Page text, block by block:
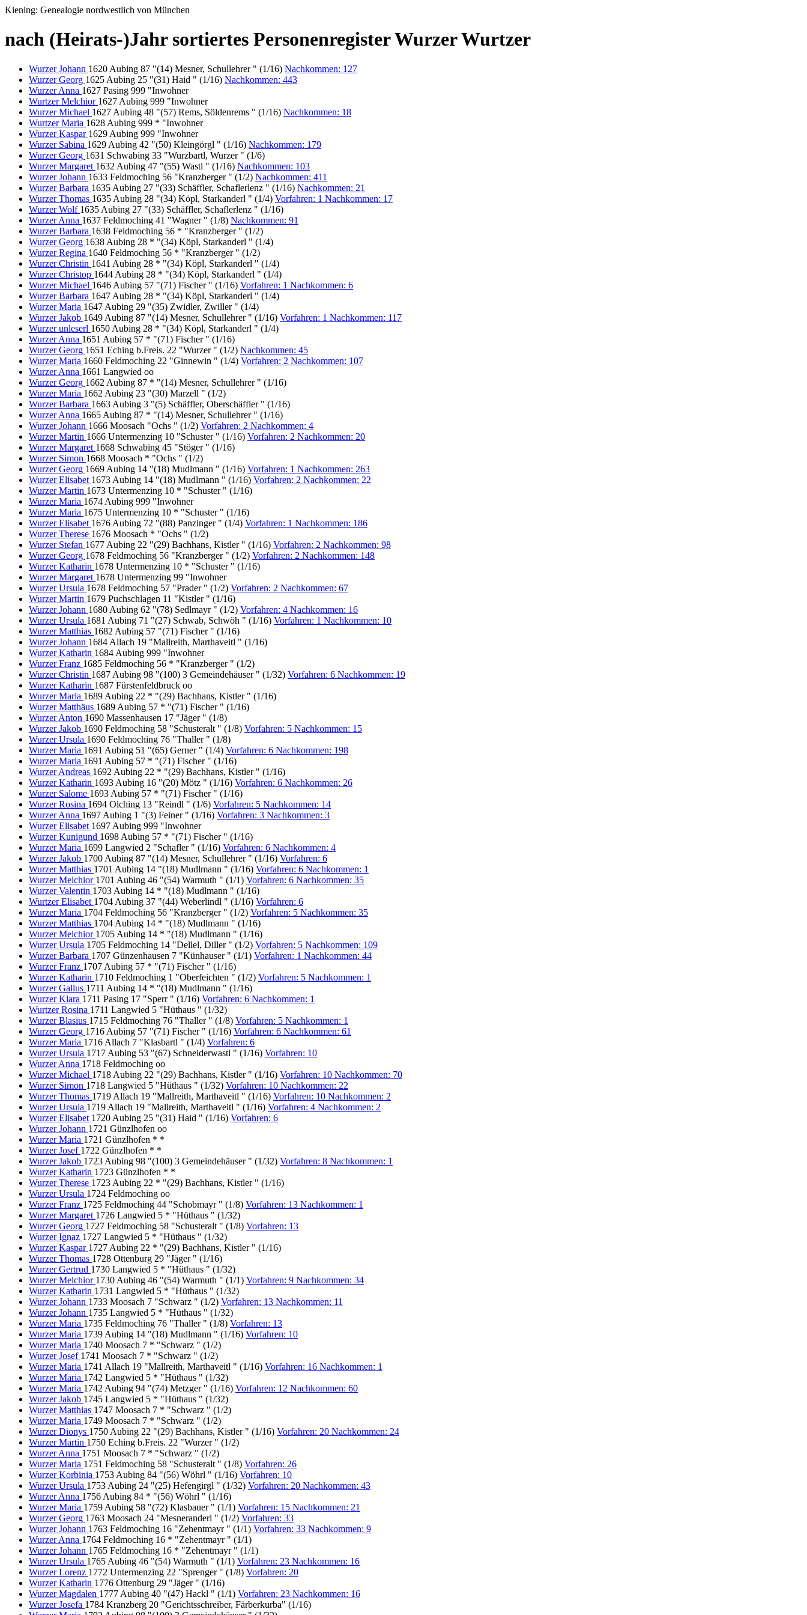
Kiening: Genealogie nordwestlich von München
nach (Heirats-)Jahr sortiertes Personenregister Wurzer Wurtzer
Wurzer Johann 1620 Aubing 87 "(14) Mesner, Schullehrer " (1/16) Nachkommen: 127
Wurzer Georg 1625 Aubing 25 "(31) Haid " (1/16) Nachkommen: 443
Wurzer Anna 1627 Pasing 999 "Inwohner
Wurtzer Melchior 1627 Aubing 999 "Inwohner
Wurzer Michael 1627 Aubing 48 "(57) Rems, Söldenrems " (1/16) Nachkommen: 18
Wurtzer Maria 1628 Aubing 999 * "Inwohner
Wurzer Kaspar 1629 Aubing 999 "Inwohner
Wurzer Sabina 1629 Aubing 42 "(50) Kleingörgl " (1/16) Nachkommen: 179
Wurzer Georg 1631 Schwabing 33 "Wurzbartl, Wurzer " (1/6)
Wurzer Margaret 1632 Aubing 47 "(55) Wastl " (1/16) Nachkommen: 103
Wurzer Johann 1633 Feldmoching 56 "Kranzberger " (1/2) Nachkommen: 411
Wurzer Barbara 1635 Aubing 27 "(33) Schäffler, Schaflerlenz " (1/16) Nachkommen: 21
Wurzer Thomas 1635 Aubing 28 "(34) Köpl, Starkanderl " (1/4) Vorfahren: 1 Nachkommen: 17
Wurzer Wolf 1635 Aubing 27 "(33) Schäffler, Schaflerlenz " (1/16)
Wurzer Anna 1637 Feldmoching 41 "Wagner " (1/8) Nachkommen: 91
Wurzer Barbara 1638 Feldmoching 56 * "Kranzberger " (1/2)
Wurzer Georg 1638 Aubing 28 * "(34) Köpl, Starkanderl " (1/4)
Wurzer Regina 1640 Feldmoching 56 * "Kranzberger " (1/2)
Wurzer Christin 1641 Aubing 28 * "(34) Köpl, Starkanderl " (1/4)
Wurzer Christop 1644 Aubing 28 * "(34) Köpl, Starkanderl " (1/4)
Wurzer Michael 1646 Aubing 57 "(71) Fischer " (1/16) Vorfahren: 1 Nachkommen: 6
Wurzer Barbara 1647 Aubing 28 * "(34) Köpl, Starkanderl " (1/4)
Wurzer Maria 1647 Aubing 29 "(35) Zwidler, Zwiller " (1/4)
Wurzer Jakob 1649 Aubing 87 "(14) Mesner, Schullehrer " (1/16) Vorfahren: 1 Nachkommen: 117
Wurzer unleserl 1650 Aubing 28 * "(34) Köpl, Starkanderl " (1/4)
Wurzer Anna 1651 Aubing 57 * "(71) Fischer " (1/16)
Wurzer Georg 1651 Eching b.Freis. 22 "Wurzer " (1/2) Nachkommen: 45
Wurzer Maria 1660 Feldmoching 22 "Ginnewin " (1/4) Vorfahren: 2 Nachkommen: 107
Wurzer Anna 1661 Langwied oo
Wurzer Georg 1662 Aubing 87 * "(14) Mesner, Schullehrer " (1/16)
Wurzer Maria 1662 Aubing 23 "(30) Marzell " (1/2)
Wurzer Barbara 1663 Aubing 3 "(5) Schäffler, Oberschäffler " (1/16)
Wurzer Anna 1665 Aubing 87 * "(14) Mesner, Schullehrer " (1/16)
Wurzer Johann 1666 Moosach "Ochs " (1/2) Vorfahren: 2 Nachkommen: 4
Wurzer Martin 1666 Untermenzing 10 "Schuster " (1/16) Vorfahren: 2 Nachkommen: 20
Wurzer Margaret 1668 Schwabing 45 "Stöger " (1/16)
Wurzer Simon 1668 Moosach * "Ochs " (1/2)
Wurzer Georg 1669 Aubing 14 "(18) Mudlmann " (1/16) Vorfahren: 1 Nachkommen: 263
Wurzer Elisabet 1673 Aubing 14 "(18) Mudlmann " (1/16) Vorfahren: 2 Nachkommen: 22
Wurzer Martin 1673 Untermenzing 10 * "Schuster " (1/16)
Wurzer Maria 1674 Aubing 999 "Inwohner
Wurzer Maria 1675 Untermenzing 10 * "Schuster " (1/16)
Wurzer Elisabet 1676 Aubing 72 "(88) Panzinger " (1/4) Vorfahren: 1 Nachkommen: 186
Wurzer Therese 1676 Moosach * "Ochs " (1/2)
Wurzer Stefan 1677 Aubing 22 "(29) Bachhans, Kistler " (1/16) Vorfahren: 2 Nachkommen: 98
Wurzer Georg 1678 Feldmoching 56 "Kranzberger " (1/2) Vorfahren: 2 Nachkommen: 148
Wurzer Katharin 1678 Untermenzing 10 * "Schuster " (1/16)
Wurzer Margaret 1678 Untermenzing 99 "Inwohner
Wurzer Ursula 1678 Feldmoching 57 "Prader " (1/2) Vorfahren: 2 Nachkommen: 67
Wurzer Martin 1679 Puchschlagen 11 "Kistler " (1/16)
Wurzer Johann 1680 Aubing 62 "(78) Sedlmayr " (1/2) Vorfahren: 4 Nachkommen: 16
Wurzer Ursula 1681 Aubing 71 "(27) Schwab, Schwöh " (1/16) Vorfahren: 1 Nachkommen: 10
Wurzer Matthias 1682 Aubing 57 "(71) Fischer " (1/16)
Wurzer Johann 1684 Allach 19 "Mallreith, Marthaveitl " (1/16)
Wurzer Katharin 1684 Aubing 999 "Inwohner
Wurzer Franz 1685 Feldmoching 56 * "Kranzberger " (1/2)
Wurzer Christin 1687 Aubing 98 "(100) 3 Gemeindehäuser " (1/32) Vorfahren: 6 Nachkommen: 19
Wurzer Katharin 1687 Fürstenfeldbruck oo
Wurzer Maria 1689 Aubing 22 * "(29) Bachhans, Kistler " (1/16)
Wurzer Matthäus 1689 Aubing 57 * "(71) Fischer " (1/16)
Wurzer Anton 1690 Massenhausen 17 "Jäger " (1/8)
Wurzer Jakob 1690 Feldmoching 58 "Schusteralt " (1/8) Vorfahren: 5 Nachkommen: 15
Wurzer Ursula 1690 Feldmoching 76 "Thaller " (1/8)
Wurzer Maria 1691 Aubing 51 "(65) Gerner " (1/4) Vorfahren: 6 Nachkommen: 198
Wurzer Maria 1691 Aubing 57 * "(71) Fischer " (1/16)
Wurzer Andreas 1692 Aubing 22 * "(29) Bachhans, Kistler " (1/16)
Wurzer Katharin 1693 Aubing 16 "(20) Mötz " (1/16) Vorfahren: 6 Nachkommen: 26
Wurzer Salome 1693 Aubing 57 * "(71) Fischer " (1/16)
Wurzer Rosina 1694 Olching 13 "Reindl " (1/6) Vorfahren: 5 Nachkommen: 14
Wurzer Anna 1697 Aubing 1 "(3) Feiner " (1/16) Vorfahren: 3 Nachkommen: 3
Wurzer Elisabet 1697 Aubing 999 "Inwohner
Wurzer Kunigund 1698 Aubing 57 * "(71) Fischer " (1/16)
Wurzer Maria 1699 Langwied 2 "Schafler " (1/16) Vorfahren: 6 Nachkommen: 4
Wurzer Jakob 1700 Aubing 87 "(14) Mesner, Schullehrer " (1/16) Vorfahren: 6
Wurzer Matthias 1701 Aubing 14 "(18) Mudlmann " (1/16) Vorfahren: 6 Nachkommen: 1
Wurzer Melchior 1701 Aubing 46 "(54) Warmuth " (1/1) Vorfahren: 6 Nachkommen: 35
Wurzer Valentin 1703 Aubing 14 * "(18) Mudlmann " (1/16)
Wurtzer Elisabet 1704 Aubing 37 "(44) Weberlindl " (1/16) Vorfahren: 6
Wurzer Maria 1704 Feldmoching 56 "Kranzberger " (1/2) Vorfahren: 5 Nachkommen: 35
Wurzer Matthias 1704 Aubing 14 * "(18) Mudlmann " (1/16)
Wurzer Melchior 1705 Aubing 14 * "(18) Mudlmann " (1/16)
Wurzer Ursula 1705 Feldmoching 14 "Dellel, Diller " (1/2) Vorfahren: 5 Nachkommen: 109
Wurzer Barbara 1707 Günzenhausen 7 "Künhauser " (1/1) Vorfahren: 1 Nachkommen: 44
Wurzer Franz 1707 Aubing 57 * "(71) Fischer " (1/16)
Wurzer Katharin 1710 Feldmoching 1 "Oberfeichten " (1/2) Vorfahren: 5 Nachkommen: 1
Wurzer Gallus 1711 Aubing 14 * "(18) Mudlmann " (1/16)
Wurzer Klara 1711 Pasing 17 "Sperr " (1/16) Vorfahren: 6 Nachkommen: 1
Wurtzer Rosina 1711 Langwied 5 "Hüthaus " (1/32)
Wurzer Blasius 1715 Feldmoching 76 "Thaller " (1/8) Vorfahren: 5 Nachkommen: 1
Wurzer Georg 1716 Aubing 57 "(71) Fischer " (1/16) Vorfahren: 6 Nachkommen: 61
Wurzer Maria 1716 Allach 7 "Klasbartl " (1/4) Vorfahren: 6
Wurzer Ursula 1717 Aubing 53 "(67) Schneiderwastl " (1/16) Vorfahren: 10
Wurzer Anna 1718 Feldmoching oo
Wurzer Michael 1718 Aubing 22 "(29) Bachhans, Kistler " (1/16) Vorfahren: 10 Nachkommen: 70
Wurzer Simon 1718 Langwied 5 "Hüthaus " (1/32) Vorfahren: 10 Nachkommen: 22
Wurzer Thomas 1719 Allach 19 "Mallreith, Marthaveitl " (1/16) Vorfahren: 10 Nachkommen: 2
Wurzer Ursula 1719 Allach 19 "Mallreith, Marthaveitl " (1/16) Vorfahren: 4 Nachkommen: 2
Wurzer Elisabet 1720 Aubing 25 "(31) Haid " (1/16) Vorfahren: 6
Wurzer Johann 1721 Günzlhofen oo
Wurzer Maria 1721 Günzlhofen * *
Wurzer Josef 1722 Günzlhofen * *
Wurzer Jakob 1723 Aubing 98 "(100) 3 Gemeindehäuser " (1/32) Vorfahren: 8 Nachkommen: 1
Wurzer Katharin 1723 Günzlhofen * *
Wurzer Therese 1723 Aubing 22 * "(29) Bachhans, Kistler " (1/16)
Wurzer Ursula 1724 Feldmoching oo
Wurzer Franz 1725 Feldmoching 44 "Schobmayr " (1/8) Vorfahren: 13 Nachkommen: 1
Wurzer Margaret 1726 Langwied 5 * "Hüthaus " (1/32)
Wurzer Georg 1727 Feldmoching 58 "Schusteralt " (1/8) Vorfahren: 13
Wurzer Ignaz 1727 Langwied 5 * "Hüthaus " (1/32)
Wurzer Kaspar 1727 Aubing 22 * "(29) Bachhans, Kistler " (1/16)
Wurzer Thomas 1728 Ottenburg 29 "Jäger " (1/16)
Wurzer Gertrud 1730 Langwied 5 * "Hüthaus " (1/32)
Wurzer Melchior 1730 Aubing 46 "(54) Warmuth " (1/1) Vorfahren: 9 Nachkommen: 34
Wurzer Katharin 1731 Langwied 5 * "Hüthaus " (1/32)
Wurzer Johann 1733 Moosach 7 "Schwarz " (1/2) Vorfahren: 13 Nachkommen: 11
Wurzer Johann 1735 Langwied 5 * "Hüthaus " (1/32)
Wurzer Maria 1735 Feldmoching 76 "Thaller " (1/8) Vorfahren: 13
Wurzer Maria 1739 Aubing 14 "(18) Mudlmann " (1/16) Vorfahren: 10
Wurzer Maria 1740 Moosach 7 * "Schwarz " (1/2)
Wurzer Josef 1741 Moosach 7 * "Schwarz " (1/2)
Wurzer Maria 1741 Allach 19 "Mallreith, Marthaveitl " (1/16) Vorfahren: 16 Nachkommen: 1
Wurzer Maria 1742 Langwied 5 * "Hüthaus " (1/32)
Wurzer Maria 1742 Aubing 94 "(74) Metzger " (1/16) Vorfahren: 12 Nachkommen: 60
Wurzer Jakob 1745 Langwied 5 * "Hüthaus " (1/32)
Wurzer Matthias 1747 Moosach 7 * "Schwarz " (1/2)
Wurzer Maria 1749 Moosach 7 * "Schwarz " (1/2)
Wurzer Dionys 1750 Aubing 22 "(29) Bachhans, Kistler " (1/16) Vorfahren: 20 Nachkommen: 24
Wurzer Martin 1750 Eching b.Freis. 22 "Wurzer " (1/2)
Wurzer Anna 1751 Moosach 7 * "Schwarz " (1/2)
Wurzer Maria 1751 Feldmoching 58 "Schusteralt " (1/8) Vorfahren: 26
Wurzer Korbinia 1753 Aubing 84 "(56) Wöhrl " (1/16) Vorfahren: 10
Wurzer Ursula 1753 Aubing 24 "(25) Hefengirgl " (1/32) Vorfahren: 20 Nachkommen: 43
Wurzer Anna 1756 Aubing 84 * "(56) Wöhrl " (1/16)
Wurzer Maria 1759 Aubing 58 "(72) Klasbauer " (1/1) Vorfahren: 15 Nachkommen: 21
Wurzer Georg 1763 Moosach 24 "Mesneranderl " (1/2) Vorfahren: 33
Wurzer Johann 1763 Feldmoching 16 "Zehentmayr " (1/1) Vorfahren: 33 Nachkommen: 9
Wurzer Anna 1764 Feldmoching 16 * "Zehentmayr " (1/1)
Wurzer Johann 1765 Feldmoching 16 * "Zehentmayr " (1/1)
Wurzer Ursula 1765 Aubing 46 "(54) Warmuth " (1/1) Vorfahren: 23 Nachkommen: 16
Wurzer Lorenz 1772 Untermenzing 22 "Sprenger " (1/8) Vorfahren: 20
Wurzer Katharin 1776 Ottenburg 29 "Jäger " (1/16)
Wurzer Magdalen 1777 Aubing 40 "(47) Hackl " (1/1) Vorfahren: 23 Nachkommen: 16
Wurzer Josefa 1784 Kranzberg 20 "Gerichtsschreiber, Färberkurba" (1/16)